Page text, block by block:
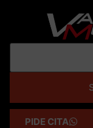
PIDE CITA